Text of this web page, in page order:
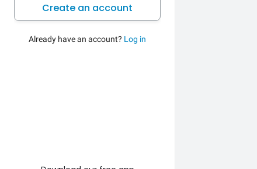
Create an account
Already have an account? Log in